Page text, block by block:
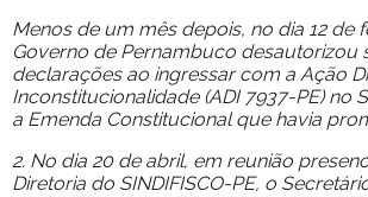
Menos de um mês depois, no dia 12 de
Governo de Pernambuco desautorizou
declarações ao ingressar com a Ação
Inconstitucionalidade (ADI 7937-PE) no
a Emenda Constitucional que havia
2. No dia 20 de abril, em reunião
Diretoria do SINDIFISCO-PE, o